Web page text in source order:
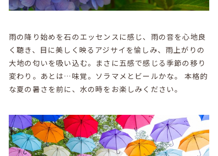
雨の降り始めを石のエッセンスに感じ、雨の音を心地良
く聴き、目に美しく映るアジサイを愉しみ、雨上がりの
大地の匂いを吸い込む。まさに五感で感じる季節の移り
変わり。あとは…味覚。ソラマメとビールかな。 本格的
な夏の暑さを前に、水の時をお楽しみください。